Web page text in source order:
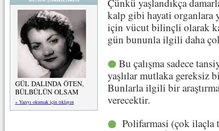
GÜL DALINDA ÖTEN,
BÜLBÜLÜN OLSAM
» Yazıyı okumak için tıklayın
Çünkü yaşlandıkça
kalp gibi hayati organlara
için vücut bilinçli olarak
gün bununla ilgili daha
Bu çalışma sadece
yaşlılar mutlaka gereksiz
Bunlarla ilgili bir
verecektir.
Polifarmasi (çok ilaçla